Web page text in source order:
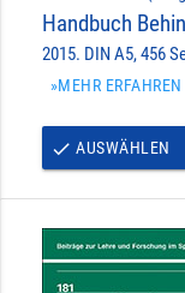
Handbuch
2015. DIN A5, 456
»MEHR
done AUSWÄHLEN